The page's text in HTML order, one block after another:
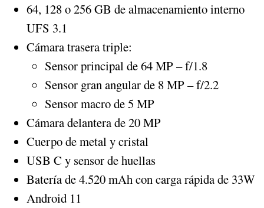
64, 128 o 256 GB de almacenamiento interno
UFS 3.1
Cámara trasera triple:
Sensor principal de 64 MP – f/1.8
Sensor gran angular de 8 MP – f/2.2
Sensor macro de 5 MP
Cámara delantera de 20 MP
Cuerpo de metal y cristal
USB C y sensor de huellas
Batería de 4.520 mAh con carga rápida de 33W
Android 11